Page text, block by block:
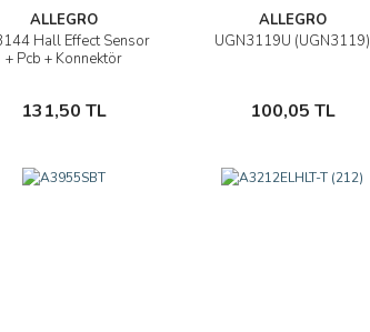
ALLEGRO
Hall Effect Sensor
+ Pcb + Konnektör
131,50 TL
İncele
Sepete Ekle
ALLEGRO
UGN3119U (UGN3119)
100,05 TL
İncele
Sepete Ekle